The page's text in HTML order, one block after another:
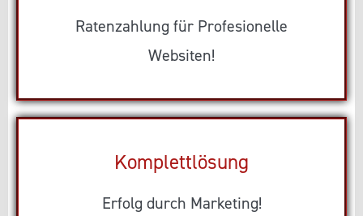
Ratenzahlung für Profesionelle
Websiten!
Komplettlösung
Erfolg durch Marketing!